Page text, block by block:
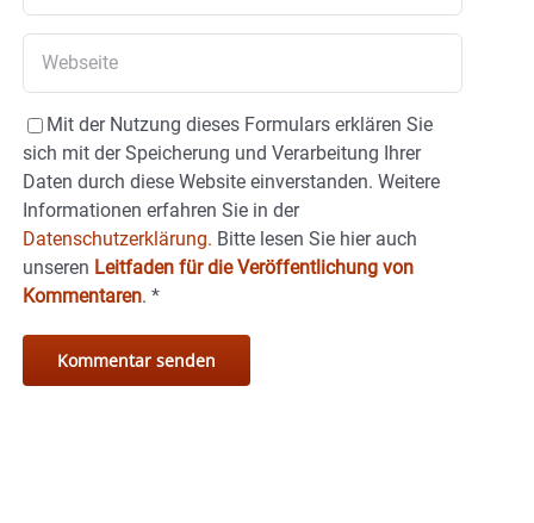
Mit der Nutzung dieses Formulars erklären Sie
sich mit der Speicherung und Verarbeitung Ihrer
Daten durch diese Website einverstanden. Weitere
Informationen erfahren Sie in der
Datenschutzerklärung. Bitte lesen Sie hier auch
unseren Leitfaden für die Veröffentlichung von
Kommentaren. *